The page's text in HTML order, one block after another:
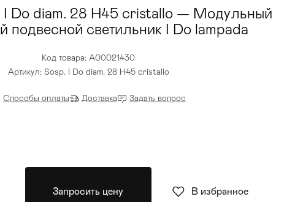
I Do diam. 28 H45 cristallo — Модульный
подвесной светильник I Do lampada
Код товара: A00021430
Артикул: Sosp. I Do diam. 28 H45 cristallo
Способы оплаты Доставка Задать вопрос
Запросить цену В избранное